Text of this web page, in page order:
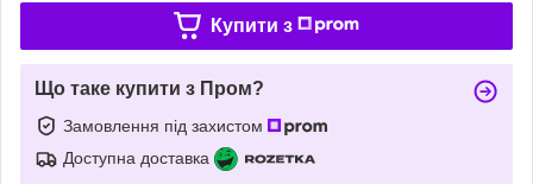
Купити з
Що таке купити з Пром?
Замовлення під захистом
Доступна доставка